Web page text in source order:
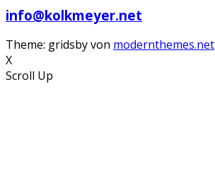
info@kolkmeyer.net
Theme: gridsby von modernthemes.net
X
Scroll Up